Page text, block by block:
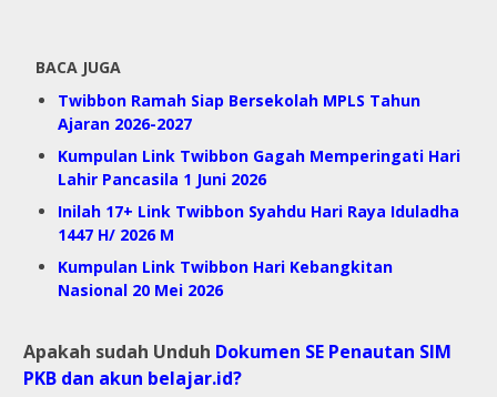
BACA JUGA
Twibbon Ramah Siap Bersekolah MPLS Tahun
Ajaran 2026-2027
Kumpulan Link Twibbon Gagah Memperingati Hari
Lahir Pancasila 1 Juni 2026
Inilah 17+ Link Twibbon Syahdu Hari Raya Iduladha
1447 H/ 2026 M
Kumpulan Link Twibbon Hari Kebangkitan
Nasional 20 Mei 2026
Apakah sudah Unduh Dokumen SE Penautan SIM
PKB dan akun belajar.id?